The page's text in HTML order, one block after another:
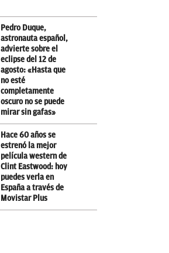
Pedro Duque,
astronauta español,
advierte sobre el
eclipse del 12 de
agosto: «Hasta que
no esté
completamente
oscuro no se puede
mirar sin gafas»
Hace 60 años se
estrenó la mejor
película western de
Clint Eastwood: hoy
puedes verla en
España a través de
Movistar Plus